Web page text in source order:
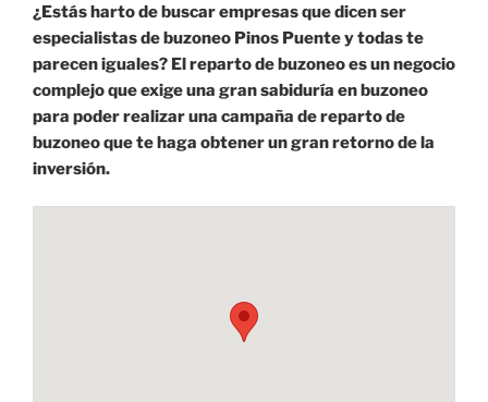
¿Estás harto de buscar empresas que dicen ser
especialistas de buzoneo Pinos Puente y todas te
parecen iguales? El reparto de buzoneo es un negocio
complejo que exige una gran sabiduría en buzoneo
para poder realizar una campaña de reparto de
buzoneo que te haga obtener un gran retorno de la
inversión.